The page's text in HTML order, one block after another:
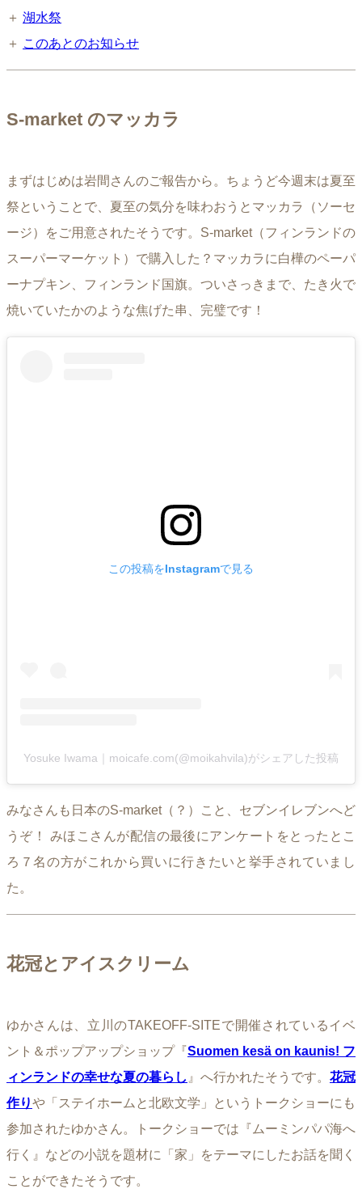
＋ 湖水祭
＋ このあとのお知らせ
S-market のマッカラ
まずはじめは岩間さんのご報告から。ちょうど今週末は夏至
祭ということで、夏至の気分を味わおうとマッカラ（ソーセ
ージ）をご用意されたそうです。S-market（フィンランドの
スーパーマーケット）で購入した？マッカラに白樺のペーパ
ーナプキン、フィンランド国旗。ついさっきまで、たき火で
焼いていたかのような焦げた串、完璧です！
この投稿をInstagramで見る
Yosuke Iwama｜moicafe.com(@moikahvila)がシェアした投稿
みなさんも日本のS-market（？）こと、セブンイレブンへど
うぞ！ みほこさんが配信の最後にアンケートをとったとこ
ろ７名の方がこれから買いに行きたいと挙手されていまし
た。
花冠とアイスクリーム
ゆかさんは、立川のTAKEOFF-SITEで開催されているイベ
ント＆ポップアップショップ『Suomen kesä on kaunis! フ
ィンランドの幸せな夏の暮らし 』へ行かれたそうです。 花冠
作りや「ステイホームと北欧文学」というトークショーにも
参加されたゆかさん。トークショーでは『ムーミンパパ海へ
行く』などの小説を題材に「家」をテーマにしたお話を聞く
ことができたそうです。